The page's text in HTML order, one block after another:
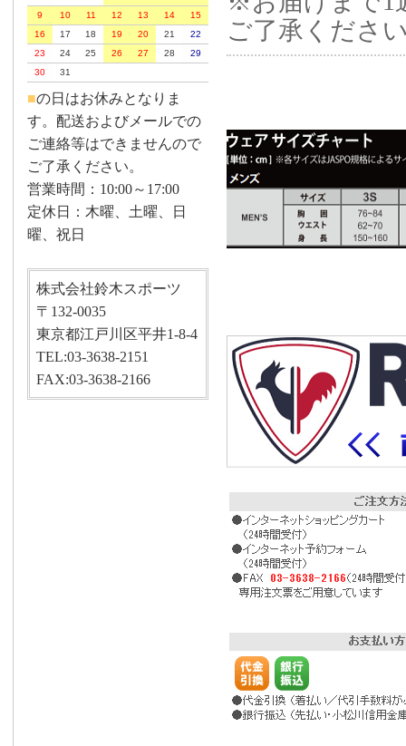
ご了承くださ
9
10 11 12 13 14
15
16
17 18 19 20 21
22
23
24 25 26 27 28
29
30
31
■の日はお休みとなりま
す。配送およびメールでの
ご連絡等はできませんので
ご了承ください。
営業時間：10:00～17:00
定休日：木曜、土曜、日
曜、祝日
株式会社鈴木スポーツ
〒132-0035
東京都江戸川区平井1-8-4
TEL:03-3638-2151
FAX:03-3638-2166